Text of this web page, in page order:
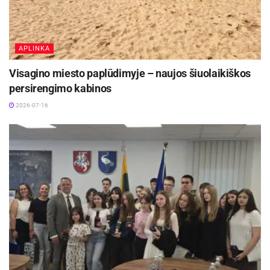
Lietuvos indėlį į NPIV projekto įgyvendinimą.
Aktualios naujienos
Visagino savivaldybės teritorijoje Antiteroristinių
operacijų rinktinė „Aras“ organizuoja
tarptautines pratybas „Baltic Shadow“
Mados istoriko Aleksandro Vasiljevo paroda
Visagine sulaukė didelio susidomėjimo
2026-08-03
Atsižvelgiant į pasikeitusią saugumo situaciją,
2014 m. NATO Velso viršūnių susitikime buvo
patvirtintas NATO parengties veiksmų planas ir
nuspręsta Baltijos šalyse, Lenkijoje, Rumunijoje
ir Bulgarijoje įkurti NPIV – pagrindinius NATO
APLINKA
Visagino miesto paplūdimyje – naujos šiuolaikiškos
persirengimo kabinos
2026-07-16